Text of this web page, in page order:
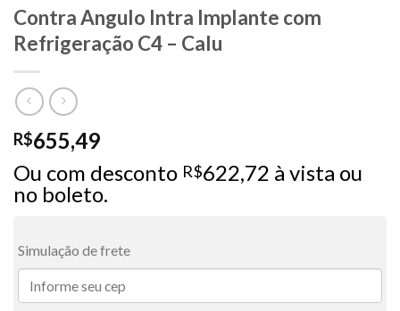
Contra Angulo Intra Implante com
Refrigeração C4 – Calu
R$655,49
Ou com desconto R$622,72 à vista ou
no boleto.
Simulação de frete